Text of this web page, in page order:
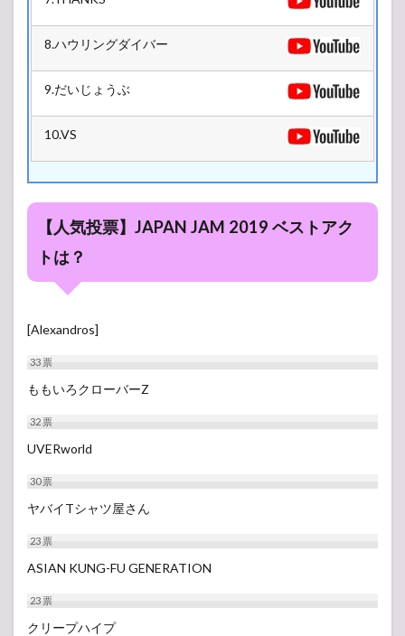
8.ハウリングダイバー
9.だいじょうぶ
10.VS
【人気投票】JAPAN JAM 2019 ベストアク
トは？
[Alexandros]
33票
ももいろクローバーZ
32票
UVERworld
30票
ヤバイTシャツ屋さん
23票
ASIAN KUNG-FU GENERATION
23票
クリープハイプ